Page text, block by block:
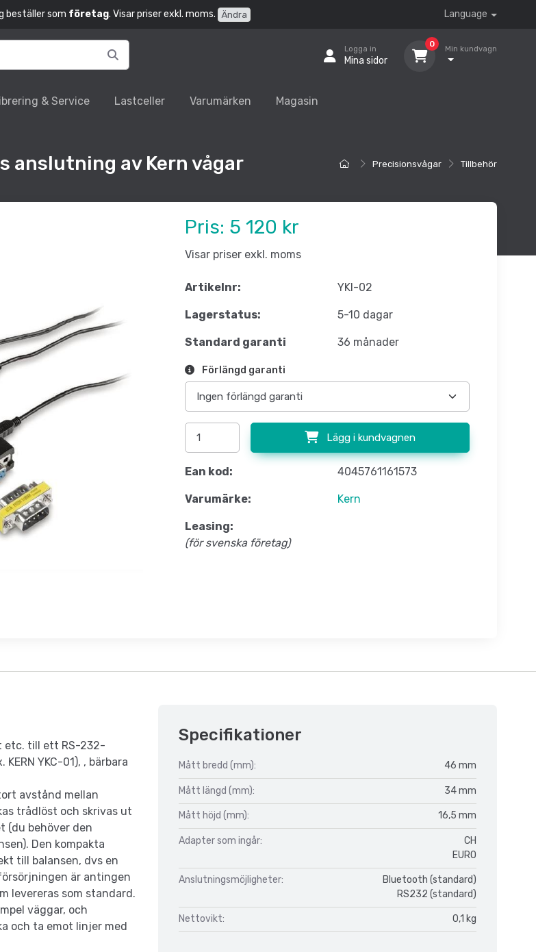
beställer som företag. Visar priser exkl. moms. Ändra Language
Logga in
Mina sidor
0
Min kundvagn
& Service Lastceller Varumärken Magasin
Precisionsvågar Tillbehör
av Kern vågar
Pris: 5 120 kr
Visar priser exkl. moms
Artikelnr: YKI-02
Lagerstatus: 5-10 dagar
Standard garanti 36 månader
Förlängd garanti
Lägg i kundvagnen
Ean kod: 4045761161573
Varumärke: Kern
Leasing:
(för svenska företag)
etc. till ett RS-232-
YKC-01), , bärbara
avstånd mellan
trådlöst och skrivas ut
(du behöver den
Den kompakta
till balansen, dvs en
är antingen
levereras som standard.
väggar, och
och ta emot linjer med
Specifikationer
Mått bredd (mm): 46 mm
Mått längd (mm): 34 mm
Mått höjd (mm): 16,5 mm
Adapter som ingår:
CH
EURO
Anslutningsmöjligheter:
Bluetooth (standard)
RS232 (standard)
Nettovikt: 0,1 kg